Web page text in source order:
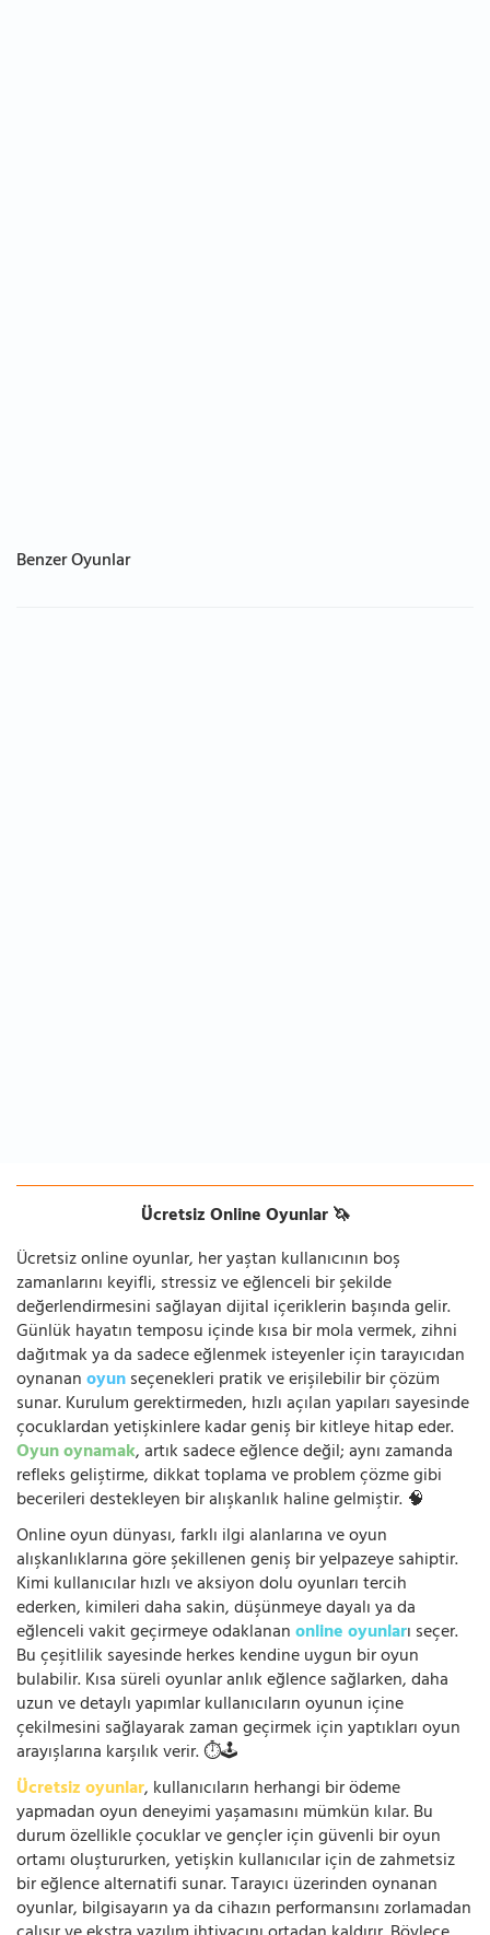
Benzer Oyunlar
Ücretsiz Online Oyunlar 🦄
Ücretsiz online oyunlar, her yaştan kullanıcının boş
zamanlarını keyifli, stressiz ve eğlenceli bir şekilde
değerlendirmesini sağlayan dijital içeriklerin başında gelir.
Günlük hayatın temposu içinde kısa bir mola vermek, zihni
dağıtmak ya da sadece eğlenmek isteyenler için tarayıcıdan
oynananoyunseçenekleri pratik ve erişilebilir bir çözüm
sunar. Kurulum gerektirmeden, hızlı açılan yapıları sayesinde
çocuklardan yetişkinlere kadar geniş bir kitleye hitap eder.
Oyun oynamak, artık sadece eğlence değil; aynı zamanda
refleks geliştirme, dikkat toplama ve problem çözme gibi
becerileri destekleyen bir alışkanlık haline gelmiştir. 🧠
Online oyun dünyası, farklı ilgi alanlarına ve oyun
alışkanlıklarına göre şekillenen geniş bir yelpazeye sahiptir.
Kimi kullanıcılar hızlı ve aksiyon dolu oyunları tercih
ederken, kimileri daha sakin, düşünmeye dayalı ya da
eğlenceli vakit geçirmeye odaklananonline oyunları seçer.
Bu çeşitlilik sayesinde herkes kendine uygun bir oyun
bulabilir. Kısa süreli oyunlar anlık eğlence sağlarken, daha
uzun ve detaylı yapımlar kullanıcıların oyunun içine
çekilmesini sağlayarak zaman geçirmek için yaptıkları oyun
arayışlarına karşılık verir. ⏱️🕹️
Ücretsiz oyunlar, kullanıcıların herhangi bir ödeme
yapmadan oyun deneyimi yaşamasını mümkün kılar. Bu
durum özellikle çocuklar ve gençler için güvenli bir oyun
ortamı oluştururken, yetişkin kullanıcılar için de zahmetsiz
bir eğlence alternatifi sunar. Tarayıcı üzerinden oynanan
oyunlar, bilgisayarın ya da cihazın performansını zorlamadan